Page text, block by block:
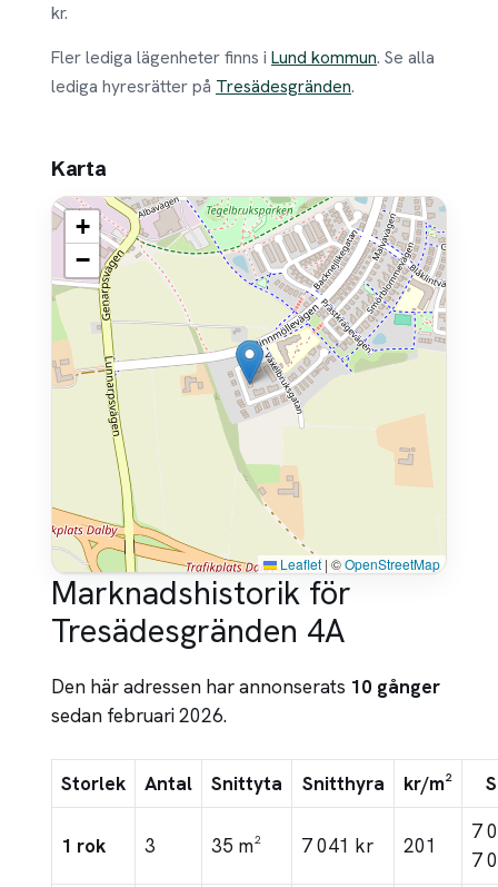
kr.
Fler lediga lägenheter finns i Lund kommun. Se alla
lediga hyresrätter på Tresädesgränden.
Karta
+
−
Leaflet |©OpenStreetMap
Marknadshistorik för
Tresädesgränden 4A
Den här adressen har annonserats 10 gånger
sedan februari 2026.
Storlek Antal Snittyta Snitthyra kr/m²
1 rok 3 35 m² 7 041 kr 201
7
7